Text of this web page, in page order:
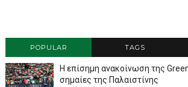
POPULAR TAGS
Η επίσημη ανακοίνωση της
σημαίες της Παλαιστίνης